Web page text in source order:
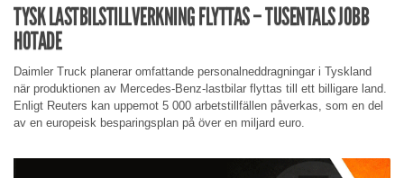
TYSK LASTBILSTILLVERKNING FLYTTAS – TUSENTALS JOBB
HOTADE
Daimler Truck planerar omfattande personalneddragningar i Tyskland
när produktionen av Mercedes-Benz-lastbilar flyttas till ett billigare land.
Enligt Reuters kan uppemot 5 000 arbetstillfällen påverkas, som en del
av en europeisk besparingsplan på över en miljard euro.